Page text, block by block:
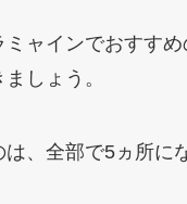
ミャインでおすす
しょう。
、全部で5ヵ所に